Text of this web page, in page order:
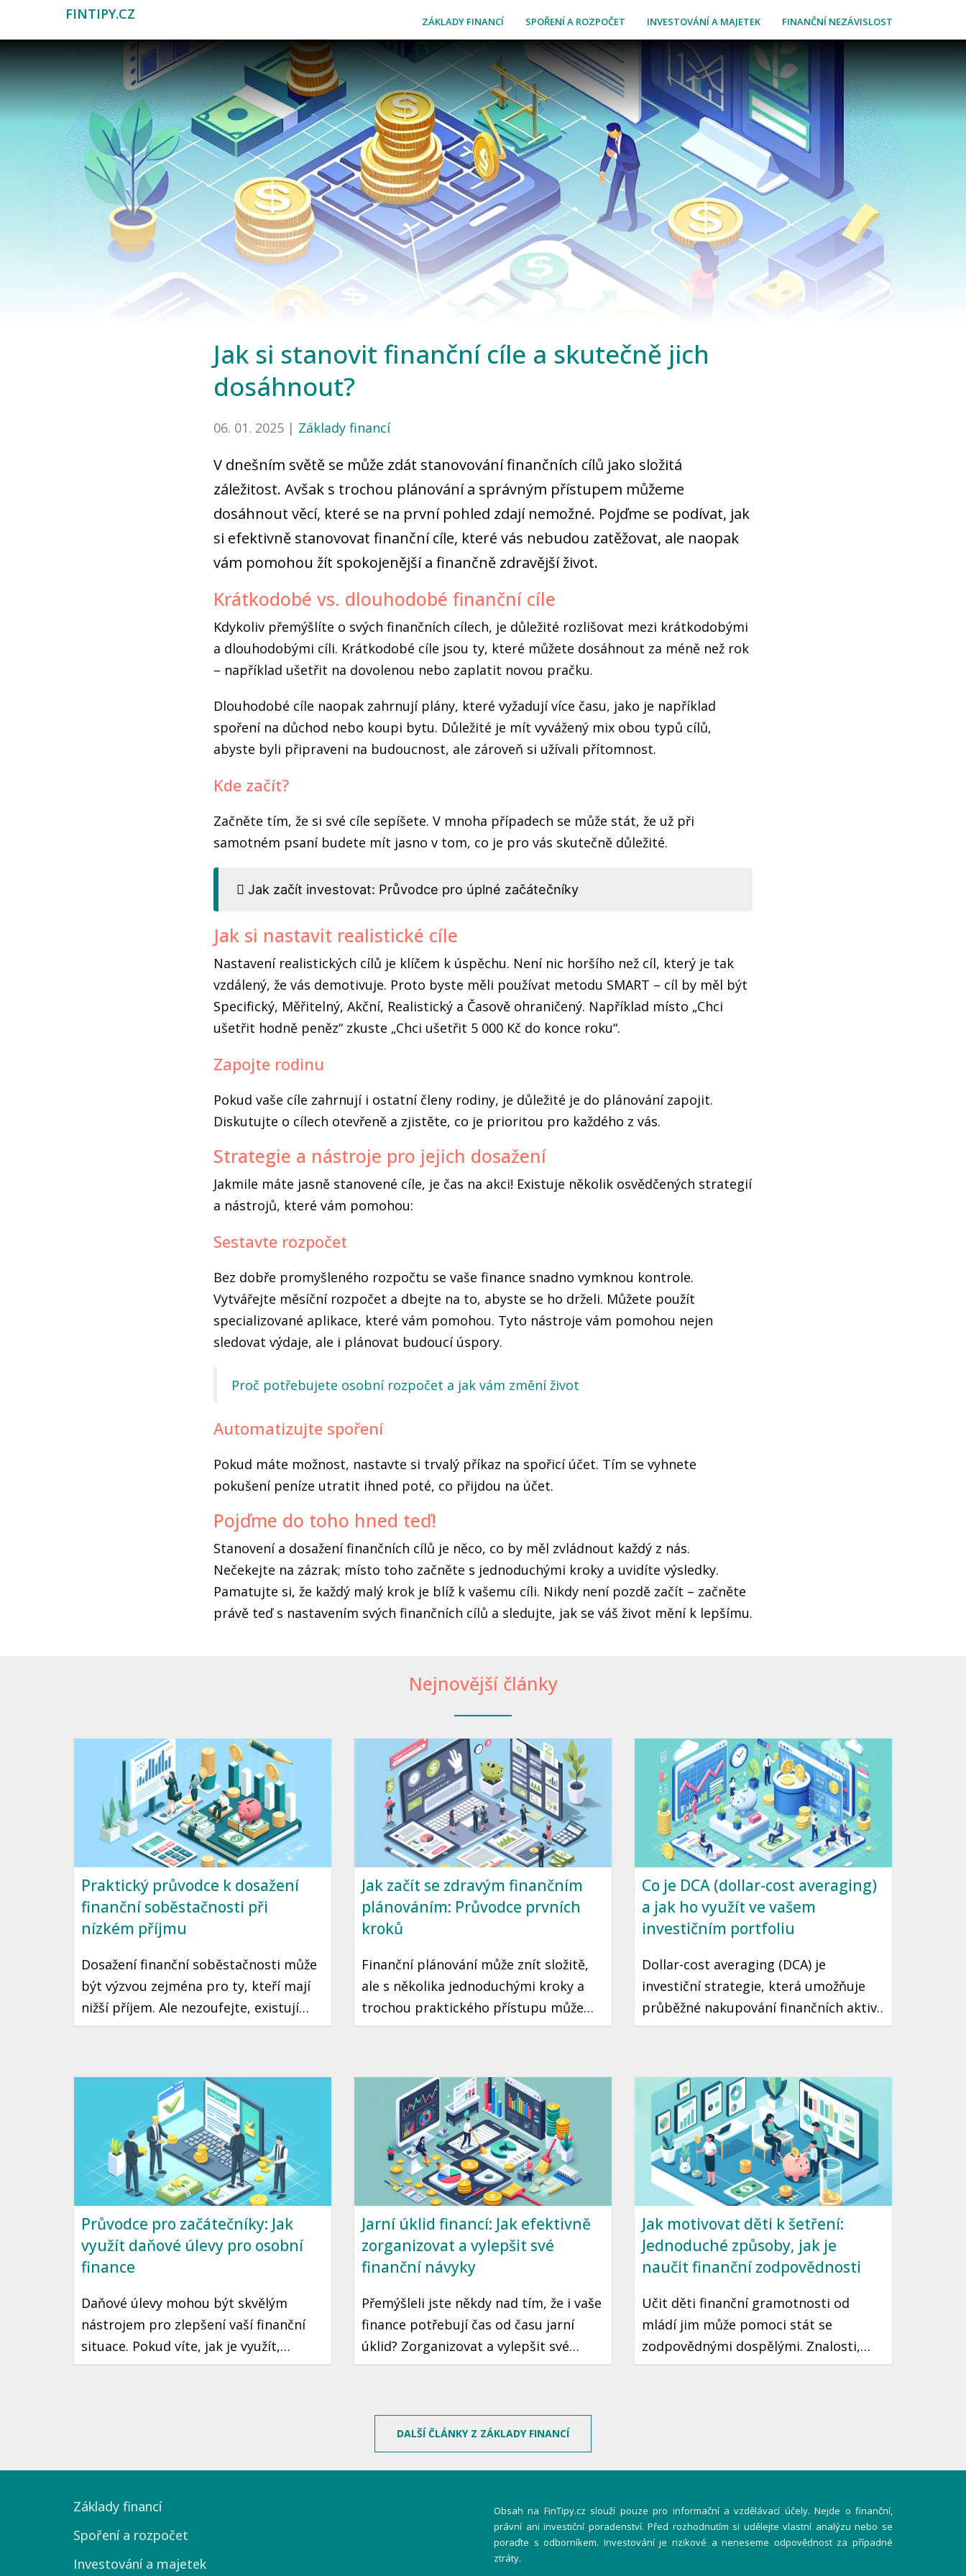
FINTIPY.CZ ZÁKLADY FINANCÍ SPOŘENÍ A ROZPOČET INVESTOVÁNÍ A MAJETEK FINANČNÍ NEZÁVISLOST
Jak si stanovit finanční cíle a skutečně jich
dosáhnout?
06. 01. 2025 | Základy financí
V dnešním světě se může zdát stanovování finančních cílů jako složitá
záležitost. Avšak s trochou plánování a správným přístupem můžeme
dosáhnout věcí, které se na první pohled zdají nemožné. Pojďme se podívat, jak
si efektivně stanovovat finanční cíle, které vás nebudou zatěžovat, ale naopak
vám pomohou žít spokojenější a finančně zdravější život.
Krátkodobé vs. dlouhodobé finanční cíle
Kdykoliv přemýšlíte o svých finančních cílech, je důležité rozlišovat mezi krátkodobými
a dlouhodobými cíli. Krátkodobé cíle jsou ty, které můžete dosáhnout za méně než rok
– například ušetřit na dovolenou nebo zaplatit novou pračku.
Dlouhodobé cíle naopak zahrnují plány, které vyžadují více času, jako je například
spoření na důchod nebo koupi bytu. Důležité je mít vyvážený mix obou typů cílů,
abyste byli připraveni na budoucnost, ale zároveň si užívali přítomnost.
Kde začít?
Začněte tím, že si své cíle sepíšete. V mnoha případech se může stát, že už při
samotném psaní budete mít jasno v tom, co je pro vás skutečně důležité.
Jak začít investovat: Průvodce pro úplné začátečníky
Jak si nastavit realistické cíle
Nastavení realistických cílů je klíčem k úspěchu. Není nic horšího než cíl, který je tak
vzdálený, že vás demotivuje. Proto byste měli používat metodu SMART – cíl by měl být
Specifický, Měřitelný, Akční, Realistický a Časově ohraničený. Například místo „Chci
ušetřit hodně peněz“ zkuste „Chci ušetřit 5 000 Kč do konce roku“.
Zapojte rodinu
Pokud vaše cíle zahrnují i ostatní členy rodiny, je důležité je do plánování zapojit.
Diskutujte o cílech otevřeně a zjistěte, co je prioritou pro každého z vás.
Strategie a nástroje pro jejich dosažení
Jakmile máte jasně stanovené cíle, je čas na akci! Existuje několik osvědčených strategií
a nástrojů, které vám pomohou:
Sestavte rozpočet
Bez dobře promyšleného rozpočtu se vaše finance snadno vymknou kontrole.
Vytvářejte měsíční rozpočet a dbejte na to, abyste se ho drželi. Můžete použít
specializované aplikace, které vám pomohou. Tyto nástroje vám pomohou nejen
sledovat výdaje, ale i plánovat budoucí úspory.
Proč potřebujete osobní rozpočet a jak vám změní život
Automatizujte spoření
Pokud máte možnost, nastavte si trvalý příkaz na spořicí účet. Tím se vyhnete
pokušení peníze utratit ihned poté, co přijdou na účet.
Pojďme do toho hned teď!
Stanovení a dosažení finančních cílů je něco, co by měl zvládnout každý z nás.
Nečekejte na zázrak; místo toho začněte s jednoduchými kroky a uvidíte výsledky.
Pamatujte si, že každý malý krok je blíž k vašemu cíli. Nikdy není pozdě začít – začněte
právě teď s nastavením svých finančních cílů a sledujte, jak se váš život mění k lepšímu.
Nejnovější články
Praktický průvodce k dosažení
finanční soběstačnosti při
nízkém příjmu
Dosažení finanční soběstačnosti může
být výzvou zejména pro ty, kteří mají
nižší příjem. Ale nezoufejte, existují
praktické kroky a strategie, které vám
šetřit a investovat i s omezeným
rozpočtem.
Jak začít se zdravým finančním
plánováním: Průvodce prvních
kroků
Finanční plánování může znít složitě,
ale s několika jednoduchými kroky a
trochou praktického přístupu může
začít každý. Je to cesta ke klidné a
Připravili jsme pro vás průvodce, který
vám pomůže začít se zdravým
finančním plánováním.
Co je DCA (dollar-cost averaging)
a jak ho využít ve vašem
investičním portfoliu
Dollar-cost averaging (DCA) je
investiční strategie, která umožňuje
průběžné nakupování finančních aktiv
v fixním množství bez ohledu na
načasování a přehřátí trhu. Tento
článek vás seznámí s tím, jak DCA
funguje a jak ho využít ve vaší vlastní
investiční strategii.
Průvodce pro začátečníky: Jak
využít daňové úlevy pro osobní
finance
Daňové úlevy mohou být skvělým
nástrojem pro zlepšení vaší finanční
situace. Pokud víte, jak je využít,
můžete ušetřit značné částky na
Jarní úklid financí: Jak efektivně
zorganizovat a vylepšit své
finanční návyky
Přemýšleli jste někdy nad tím, že i vaše
finance potřebují čas od času jarní
úklid? Zorganizovat a vylepšit své
finanční návyky je krok, který může
Ukázeme vám, jak na to jednoduše a
prakticky.
Jak motivovat děti k šetření:
Jednoduché způsoby, jak je
naučit finanční zodpovědnosti
Učit děti finanční gramotnosti od
mládí jim může pomoci stát se
zodpovědnými dospělými. Znalosti,
které si osvojí, jim mohou sloužit po
DALŠÍ ČLÁNKY Z ZÁKLADY FINANCÍ
Základy financí
Spoření a rozpočet
Investování a majetek
Obsah na FinTipy.cz slouží pouze pro informační a vzdělávací účely. Nejde o finanční,
právní ani investiční poradenství. Před rozhodnutím si udělejte vlastní analýzu nebo se
poraďte s odborníkem. Investování je rizikové a neneseme odpovědnost za případné
ztráty.